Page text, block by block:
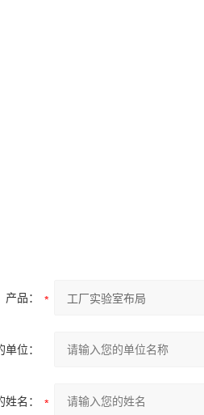
产品：
单位：
姓名：